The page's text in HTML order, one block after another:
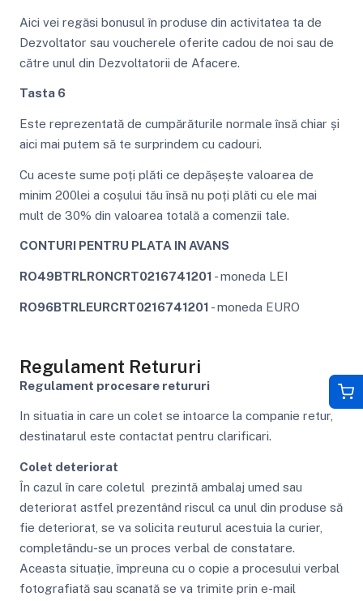
Aici vei regăsi bonusul în produse din activitatea ta de
Dezvoltator sau voucherele oferite cadou de noi sau de
către unul din Dezvoltatorii de Afacere.
Tasta 6
Este reprezentată de cumpărăturile normale însă chiar și
aici mai putem să te surprindem cu cadouri.
Cu aceste sume poți plăti ce depășește valoarea de
minim 200lei a coșului tău însă nu poți plăti cu ele mai
mult de 30% din valoarea totală a comenzii tale.
CONTURI PENTRU PLATA IN AVANS
RO49BTRLRONCRT0216741201 - moneda LEI
RO96BTRLEURCRT0216741201 - moneda EURO
Regulament Retururi
Regulament procesare retururi
In situatia in care un colet se intoarce la companie retur,
destinatarul este contactat pentru clarificari.
Colet deteriorat
În cazul în care coletul prezintă ambalaj umed sau
deteriorat astfel prezentând riscul ca unul din produse să
fie deteriorat, se va solicita reuturul acestuia la curier,
completându-se un proces verbal de constatare.
Aceasta situație, împreuna cu o copie a procesului verbal
fotografiată sau scanată se va trimite prin e-mail